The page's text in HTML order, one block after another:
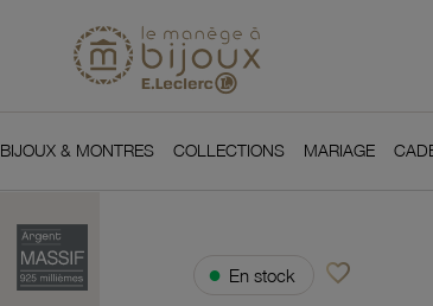
BIJOUX & MONTRES COLLECTIONS MARIAGE
● En stock favorite_borderAjouter à vos